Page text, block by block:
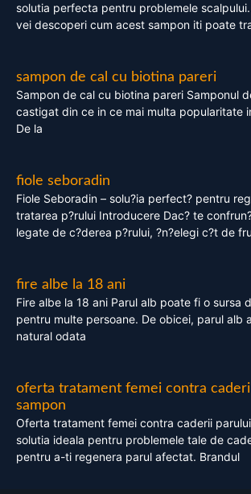
solutia perfecta pentru problemele
vei descoperi cum acest sampon iti poate
sampon de cal cu biotina pareri
Sampon de cal cu biotina pareri Samponul
castigat din ce in ce mai multa popularitate
De la
fiole seboradin
Fiole Seboradin – solu?ia perfect? pentru
tratarea p?rului Introducere Dac? te
legate de c?derea p?rului, ?n?elegi c?t de
fire albe la 18 ani
Fire albe la 18 ani Parul alb poate fi o sursa
pentru multe persoane. De obicei, parul alb
natural odata
oferta tratament femei contra
sampon
Oferta tratament femei contra caderii
solutia ideala pentru problemele tale de
pentru a-ti regenera parul afectat. Brandul